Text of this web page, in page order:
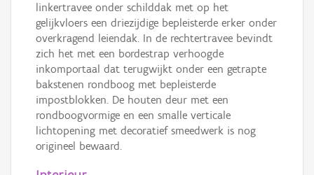
linkertravee onder schilddak met op het
gelijkvloers een driezijdige bepleisterde erker onder
overkragend leiendak. In de rechtertravee bevindt
zich het met een bordestrap verhoogde
inkomportaal dat terugwijkt onder een getrapte
bakstenen rondboog met bepleisterde
impostblokken. De houten deur met een
rondboogvormige en een smalle verticale
lichtopening met decoratief smeedwerk is nog
origineel bewaard.